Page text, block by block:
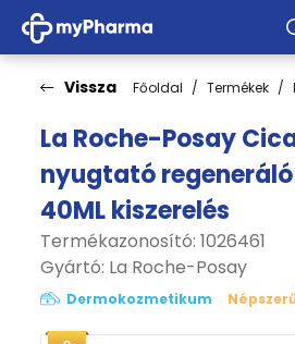
Vissza Főoldal Termékek
La Roche-Posay
nyugtató
40ML kiszerelés
Termékazonosító: 1026461
Gyártó: La Roche-Posay
Dermokozmetikum